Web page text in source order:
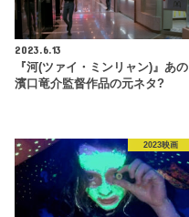
2023.6.13
『河(ツァイ・ミンリャン)』あの
濱口竜介監督作品の元ネタ?
2023映画